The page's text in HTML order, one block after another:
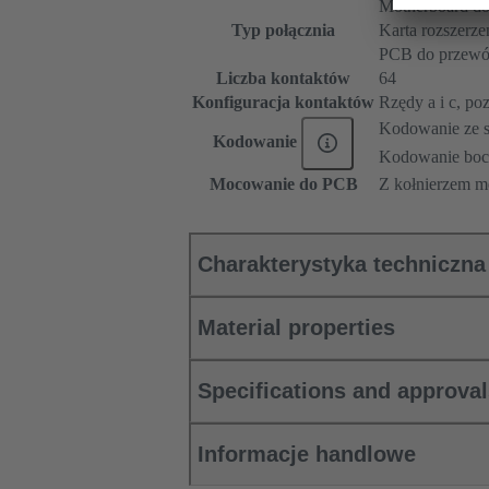
Typ połącznia
Motherboard
Karta
PCB do
Liczba kontaktów
64
Konfiguracja kontaktów Rzędy a i c,
Kodowanie
Kodowanie ze
Kodowanie
Mocowanie do PCB
Z kołnierzem
Charakterystyka techniczna
Material properties
Specifications and
Informacje handlowe